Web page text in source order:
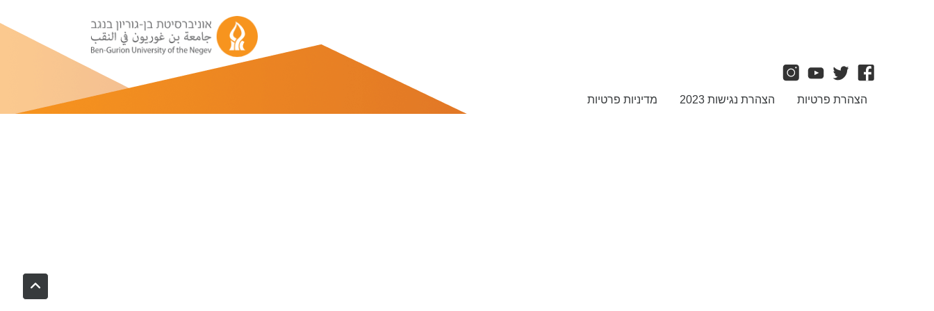
הצהרת פרטיות הצהרת נגישות 2023 מדיניות פרטיות